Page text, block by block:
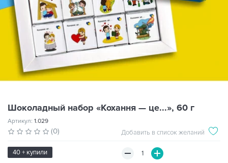
Шоколадный набор «Кохання — це...», 60 г
Артикул: 1.029
(0) Добавить в список желаний
40 + купили